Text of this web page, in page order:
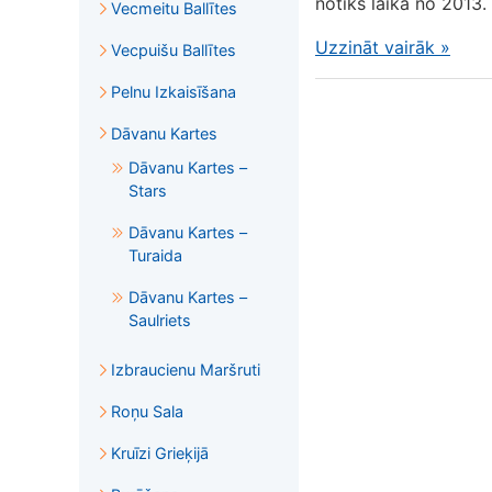
Vecmeitu Ballītes
Vecpuišu Ballītes
Pelnu Izkaisīšana
Dāvanu Kartes
Dāvanu Kartes –
Stars
Dāvanu Kartes –
Turaida
Dāvanu Kartes –
Saulriets
Izbraucienu Maršruti
Roņu Sala
Kruīzi Grieķijā
Uzzināt vairāk »